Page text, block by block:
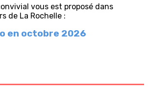
vous est proposé dans
de La Rochelle :
en octobre 2026